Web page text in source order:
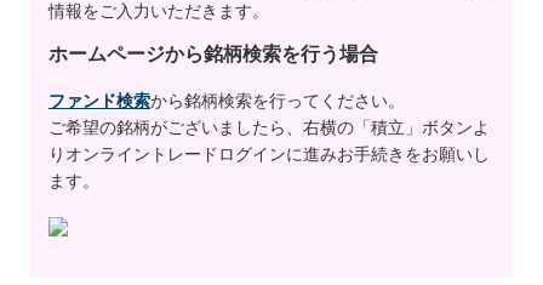
情報をご入力いただきます。
ホームページから銘柄検索を行う場合
ファンド検索から銘柄検索を行ってください。
ご希望の銘柄がございましたら、右横の「積立」ボタンよ
りオンライントレードログインに進みお手続きをお願いし
ます。